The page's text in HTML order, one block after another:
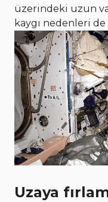
üzerindeki uzun
kaygı nedenleri de
Uzaya